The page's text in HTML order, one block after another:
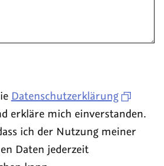
Datenschutzerklärung
erkläre mich einverstanden.
ich der Nutzung meiner
Daten jederzeit